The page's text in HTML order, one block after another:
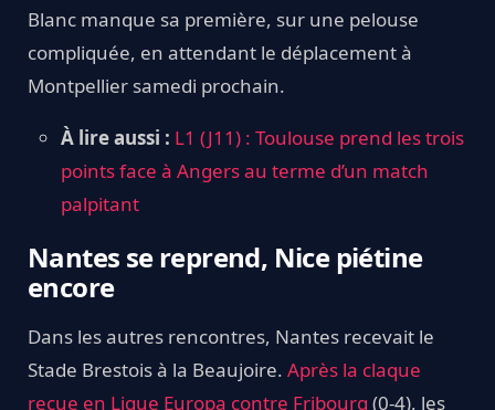
Blanc manque sa première, sur une pelouse
compliquée, en attendant le déplacement à
Montpellier samedi prochain.
À lire aussi : L1 (J11) : Toulouse prend les trois
points face à Angers au terme d’un match
palpitant
Nantes se reprend, Nice piétine
encore
Dans les autres rencontres, Nantes recevait le
Stade Brestois à la Beaujoire. Après la claque
reçue en Ligue Europa contre Fribourg (0-4), les